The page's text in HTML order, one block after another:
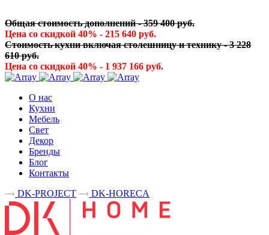
Общая стоимость дополнений - 359 400 руб.
Цена со скидкой 40% - 215 640 руб.
Стоимость кухни включая столешницу и технику - 3 228
610 руб.
Цена со скидкой 40% - 1 937 166 руб.
О нас
Кухни
Мебель
Свет
Декор
Бренды
Блог
Контакты
DK-PROJECT
DK-HORECA